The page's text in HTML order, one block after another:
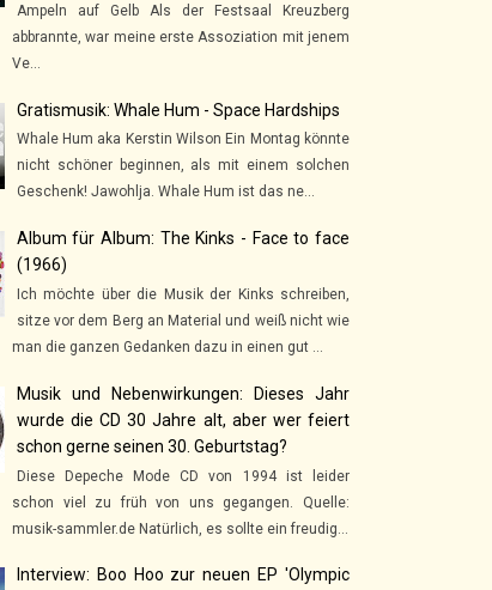
Ampeln auf Gelb Als der Festsaal Kreuzberg
abbrannte, war meine erste Assoziation mit jenem
Ve...
Gratismusik: Whale Hum - Space Hardships
Whale Hum aka Kerstin Wilson Ein Montag könnte
nicht schöner beginnen, als mit einem solchen
Geschenk! Jawohlja. Whale Hum ist das ne...
Album für Album: The Kinks - Face to face
(1966)
Ich möchte über die Musik der Kinks schreiben,
sitze vor dem Berg an Material und weiß nicht wie
man die ganzen Gedanken dazu in einen gut ...
Musik und Nebenwirkungen: Dieses Jahr
wurde die CD 30 Jahre alt, aber wer feiert
schon gerne seinen 30. Geburtstag?
Diese Depeche Mode CD von 1994 ist leider
schon viel zu früh von uns gegangen. Quelle:
musik-sammler.de Natürlich, es sollte ein freudig...
Interview: Boo Hoo zur neuen EP 'Olympic